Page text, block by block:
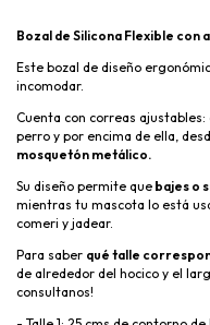
Bozal de Silicona Flexible
Este bozal de diseño
incomodar.
Cuenta con correas
perro y por encima de ella,
mosquetón metálico.
Su diseño permite que bajes o
mientras tu mascota lo está
comeri y jadear.
Para saber qué talle
de alrededor del hocico y el
consultanos!